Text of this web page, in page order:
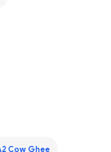
Cow Ghee